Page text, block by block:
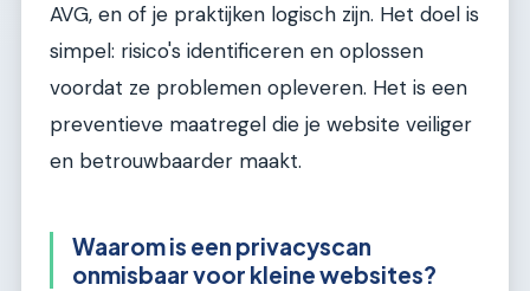
AVG, en of je praktijken logisch zijn. Het doel is
simpel: risico's identificeren en oplossen
voordat ze problemen opleveren. Het is een
preventieve maatregel die je website veiliger
en betrouwbaarder maakt.
Waarom is een privacyscan
onmisbaar voor kleine websites?